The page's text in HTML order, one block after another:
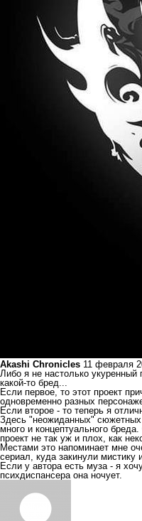
Akashi Chronicles 11 февраля
Либо я не настолько укуренный
какой-то бред...
Если первое, то этот проект
одновременно разных
Если второе - то теперь я
Здесь "неожиданных"
много и концептуального
проект не так уж и плох, как
Местами это напоминает мне
сериал, куда закинули
Если у автора есть муза - я
психдиспансера она ночует.